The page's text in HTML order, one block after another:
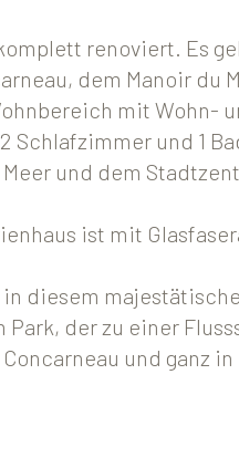
renoviert. Es
dem Manoir du
mit Wohn-
Schlafzimmer und 1
und dem
ist mit
diesem
der zu einer
und ganz